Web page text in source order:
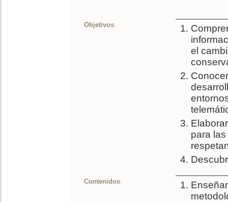
Objetivos:
el
para
Contenidos: